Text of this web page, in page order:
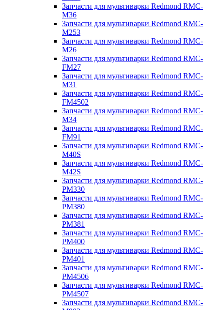
Запчасти для мультиварки Redmond RMC-
M36
Запчасти для мультиварки Redmond RMC-
M253
Запчасти для мультиварки Redmond RMC-
M26
Запчасти для мультиварки Redmond RMC-
FM27
Запчасти для мультиварки Redmond RMC-
M31
Запчасти для мультиварки Redmond RMC-
FM4502
Запчасти для мультиварки Redmond RMC-
M34
Запчасти для мультиварки Redmond RMC-
FM91
Запчасти для мультиварки Redmond RMC-
M40S
Запчасти для мультиварки Redmond RMC-
M42S
Запчасти для мультиварки Redmond RMC-
PM330
Запчасти для мультиварки Redmond RMC-
PM380
Запчасти для мультиварки Redmond RMC-
PM381
Запчасти для мультиварки Redmond RMC-
PM400
Запчасти для мультиварки Redmond RMC-
PM401
Запчасти для мультиварки Redmond RMC-
PM4506
Запчасти для мультиварки Redmond RMC-
PM4507
Запчасти для мультиварки Redmond RMC-